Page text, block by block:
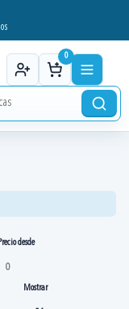
0
Precio desde
Mostrar